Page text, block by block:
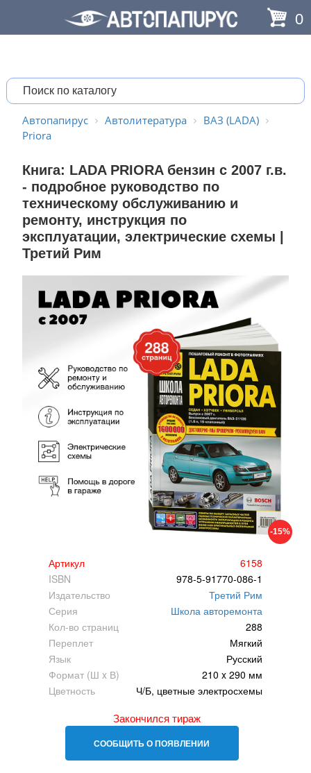
0
Автопапирус Автолитература
ВАЗ (LADA)
Priora
Книга: LADA PRIORA бензин с 2007 г.в.
- подробное руководство по
техническому обслуживанию и
ремонту, инструкция по
эксплуатации, электрические схемы |
Третий Рим
-15%
Артикул
6158
ISBN
978-5-91770-086-1
Издательство
Третий Рим
Серия
Школа авторемонта
Кол-во страниц
288
Переплет
Мягкий
Язык
Русский
Формат (Ш x В)
210 x 290 мм
Цветность
Ч/Б, цветные электросхемы
Закончился тираж
СООБЩИТЬ О ПОЯВЛЕНИИ